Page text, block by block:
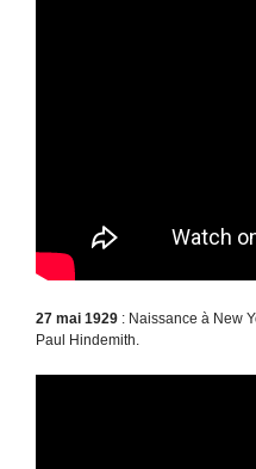
27 mai 1929 : Naissance à New
Paul Hindemith.